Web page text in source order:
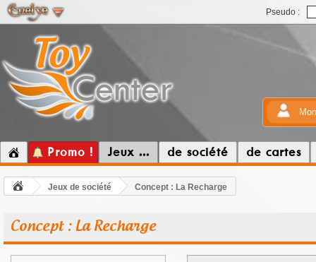
Pseudo :
Promo ! Jeux ... de société de cartes
Jeux de société Concept : La Recharge
Concept : La Recharge